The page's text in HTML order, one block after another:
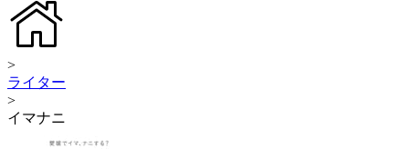
>
ライター
>
イマナニ